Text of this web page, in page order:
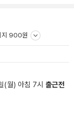
지 900원
(월) 아침 7시 출근전